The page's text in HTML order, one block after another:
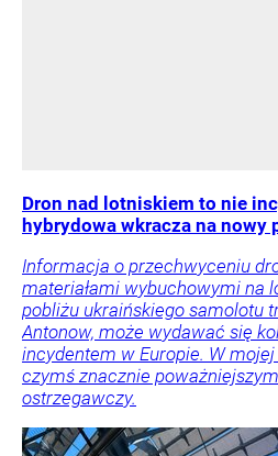
Dron nad lotniskiem to nie
hybrydowa wkracza na nowy
Informacja o przechwyceniu
materiałami wybuchowymi na
pobliżu ukraińskiego samolotu
Antonow, może wydawać się
incydentem w Europie. W
czymś znacznie
ostrzegawczy.